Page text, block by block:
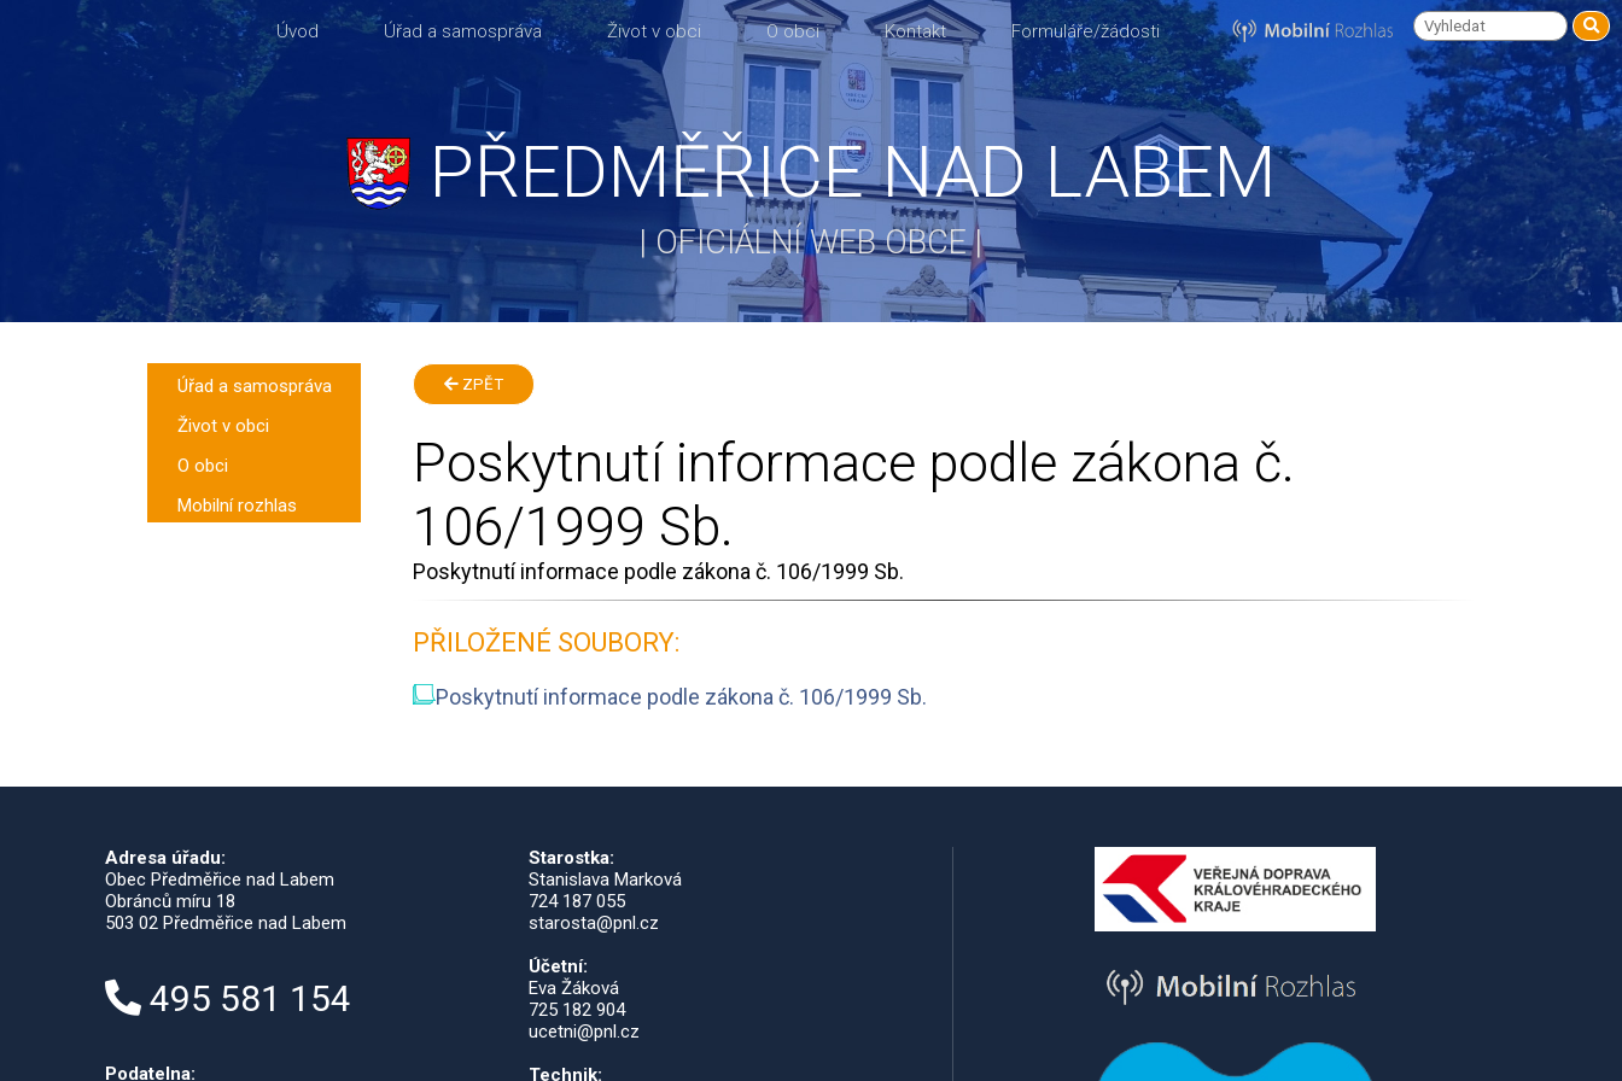
Úvod Úřad a samospráva Život v obci O obci Kontakt Formuláře/žádosti
PŘEDMĚŘICE NAD LABEM
| OFICIÁLNÍ WEB OBCE |
Úřad a samospráva
Život v obci
O obci
Mobilní rozhlas
ZPĚT
Poskytnutí informace podle zákona č.
106/1999 Sb.
Poskytnutí informace podle zákona č. 106/1999 Sb.
PŘILOŽENÉ SOUBORY:
Poskytnutí informace podle zákona č. 106/1999 Sb.
Adresa úřadu:
Obec Předměřice nad Labem
Obránců míru 18
503 02 Předměřice nad Labem
495 581 154
Podatelna:
Starostka:
Stanislava Marková
724 187 055
starosta@pnl.cz
Účetní:
Eva Žáková
725 182 904
ucetni@pnl.cz
Technik: